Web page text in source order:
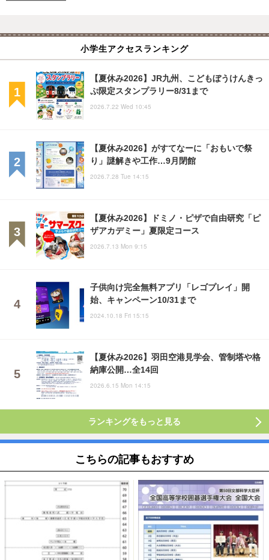
小学生アクセスランキング
【夏休み2026】JR九州、こどもぼうけんきっ
ぷ限定スタンプラリー8/31まで
2026.7.22 Wed 10:45
【夏休み2026】がすてなーに「おもいで祭
り」謎解きや工作…9月閉館
2026.7.28 Tue 14:15
【夏休み2026】ドミノ・ピザで自由研究「ピ
ザアカデミー」夏限定コース
2026.7.13 Mon 9:15
子供向け完全無料アプリ「レゴプレイ」開
始、キャンペーン10/31まで
2024.10.18 Fri 15:15
【夏休み2026】羽田空港見学会、管制塔や格
納庫公開…全14回
2026.6.15 Mon 14:15
ランキングをもっと見る
こちらの記事もおすすめ